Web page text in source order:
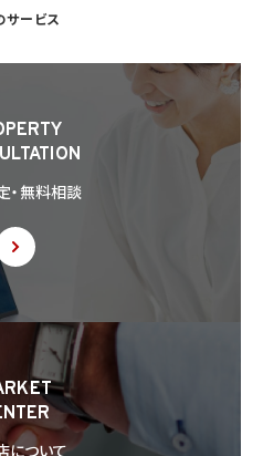
る場合を除くほか、あらかじめ本人の同意を
て個人情報の取扱いの全部又は一部を委託
伴って個人情報が提供される場合
合
4.1項各号のいずれかに該当する場合を除く
き個人情報保護委員会規則で指定される国
護法第28条に基づき個人情報保護委員会規則
いる者を除きます。）に個人情報を提供する
の提供を認める旨の本人の同意を得るもの
提供につき本人の同意を得る場合、以下の
ます。但し、第1号の事項が特定できない場
の事項が特定できない旨及びその理由、並び
情報があれば当該情報を提供するものとし
する制度に関する情報
サービス
・無料相談